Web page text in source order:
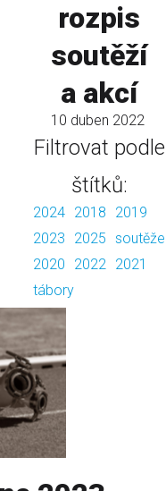
rozpis
soutěží
a akcí
10 duben 2022
Filtrovat podle
štítků:
2024 2018
2019
2023
2025 soutěže
2020
2022 2021
tábory